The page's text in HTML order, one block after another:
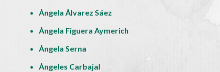
Ángela Álvarez Sáez
Ángela Figuera Aymerich
Ángela Serna
Ángeles Carbajal